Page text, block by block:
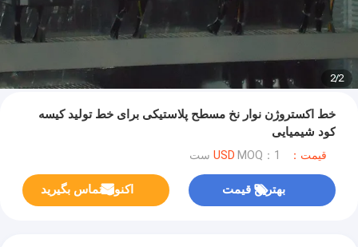
2
/
2
خط اکستروژن نوار نخ مسطح پلاستیکی برای خط تولید کیسه
کود شیمیایی
قیمت：USD MOQ：1 ست
بهترین قیمت اکنون تماس بگیرید